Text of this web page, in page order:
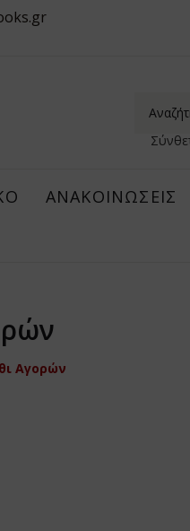
ΑΝΑΚΟΙΝΩΣΕΙΣ
Αγορών